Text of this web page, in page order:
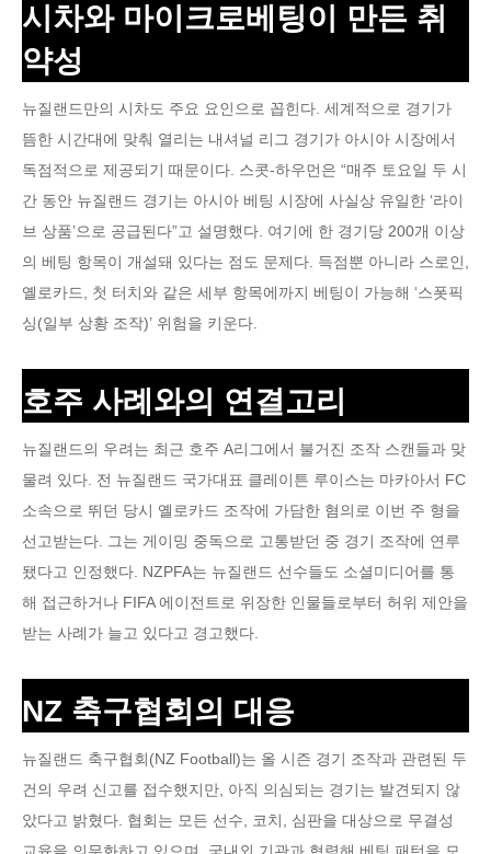
시차와 마이크로베팅이 만든 취
약성
뉴질랜드만의 시차도 주요 요인으로 꼽힌다. 세계적으로 경기가
뜸한 시간대에 맞춰 열리는 내셔널 리그 경기가 아시아 시장에서
독점적으로 제공되기 때문이다. 스콧-하우먼은 “매주 토요일 두 시
간 동안 뉴질랜드 경기는 아시아 베팅 시장에 사실상 유일한 ‘라이
브 상품’으로 공급된다”고 설명했다. 여기에 한 경기당 200개 이상
의 베팅 항목이 개설돼 있다는 점도 문제다. 득점뿐 아니라 스로인,
옐로카드, 첫 터치와 같은 세부 항목에까지 베팅이 가능해 ‘스폿픽
싱(일부 상황 조작)’ 위험을 키운다.
호주 사례와의 연결고리
뉴질랜드의 우려는 최근 호주 A리그에서 불거진 조작 스캔들과 맞
물려 있다. 전 뉴질랜드 국가대표 클레이튼 루이스는 마카아서 FC
소속으로 뛰던 당시 옐로카드 조작에 가담한 혐의로 이번 주 형을
선고받는다. 그는 게이밍 중독으로 고통받던 중 경기 조작에 연루
됐다고 인정했다. NZPFA는 뉴질랜드 선수들도 소셜미디어를 통
해 접근하거나 FIFA 에이전트로 위장한 인물들로부터 허위 제안을
받는 사례가 늘고 있다고 경고했다.
NZ 축구협회의 대응
뉴질랜드 축구협회(NZ Football)는 올 시즌 경기 조작과 관련된 두
건의 우려 신고를 접수했지만, 아직 의심되는 경기는 발견되지 않
았다고 밝혔다. 협회는 모든 선수, 코치, 심판을 대상으로 무결성